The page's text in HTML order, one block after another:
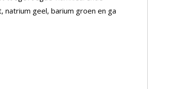
geel, barium groen en ga